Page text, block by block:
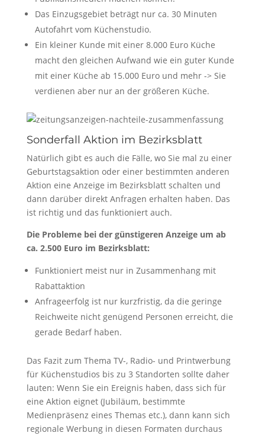
Das Einzugsgebiet beträgt nur ca. 30 Minuten
Autofahrt vom Küchenstudio.
Ein kleiner Kunde mit einer 8.000 Euro Küche
macht den gleichen Aufwand wie ein guter Kunde
mit einer Küche ab 15.000 Euro und mehr -> Sie
verdienen aber nur an der größeren Küche.
Sonderfall Aktion im Bezirksblatt
Natürlich gibt es auch die Fälle, wo Sie mal zu einer
Geburtstagsaktion oder einer bestimmten anderen
Aktion eine Anzeige im Bezirksblatt schalten und
dann darüber direkt Anfragen erhalten haben. Das
ist richtig und das funktioniert auch.
Die Probleme bei der günstigeren Anzeige um ab
ca. 2.500 Euro im Bezirksblatt:
Funktioniert meist nur in Zusammenhang mit
Rabattaktion
Anfrageerfolg ist nur kurzfristig, da die geringe
Reichweite nicht genügend Personen erreicht, die
gerade Bedarf haben.
Das Fazit zum Thema TV-, Radio- und Printwerbung
für Küchenstudios bis zu 3 Standorten sollte daher
lauten: Wenn Sie ein Ereignis haben, dass sich für
eine Aktion eignet (Jubiläum, bestimmte
Medienpräsenz eines Themas etc.), dann kann sich
regionale Werbung in diesen Formaten durchaus